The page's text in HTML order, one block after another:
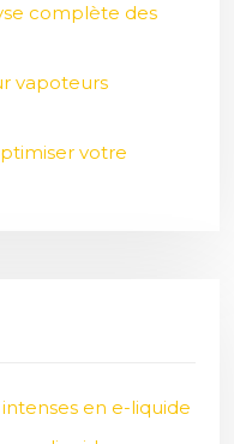
complète des
vapoteurs
votre
en e-liquide